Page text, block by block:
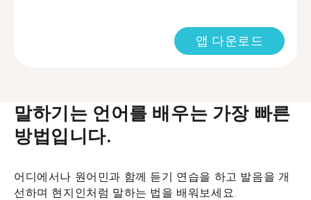
앱 다운로드
말하기는 언어를 배우는 가장 빠른
방법입니다.
어디에서나 원어민과 함께 듣기 연습을 하고 발음을 개
선하며 현지인처럼 말하는 법을 배워보세요.